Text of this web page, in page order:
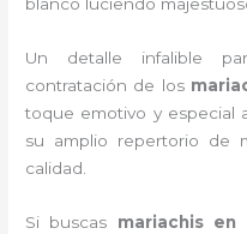
blanco luciendo
Un detalle infalible
contratación de los
toque emotivo y especial
su amplio repertorio de
calidad.
Si buscas mariachis en